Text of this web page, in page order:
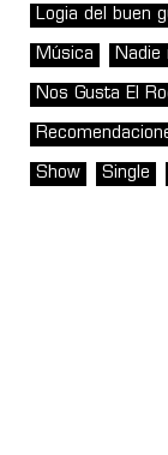
Logia del buen
Música Nadie
Nos Gusta El
Show Single